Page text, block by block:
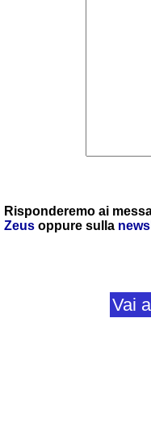
Risponderemo ai
Zeus oppure sulla
Vai